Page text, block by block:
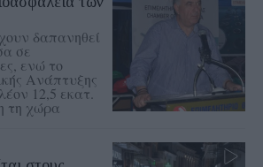
δαπανηθεί
σε
ενώ το
Ανάπτυξης
12,5 εκατ.
τη χώρα